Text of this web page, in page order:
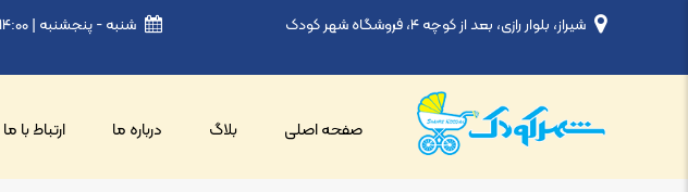
شیراز، بلوار رازی، بعد از کوچه ۴، فروشگاه شهر کودک شنبه - پنجشنبه | ۱۴:۰۰ - ۰۹:۰۰ | ۲۲:۰۰ - ۱۶:۰۰
صفحه اصلی بلاگ درباره ما ارتباط با ما